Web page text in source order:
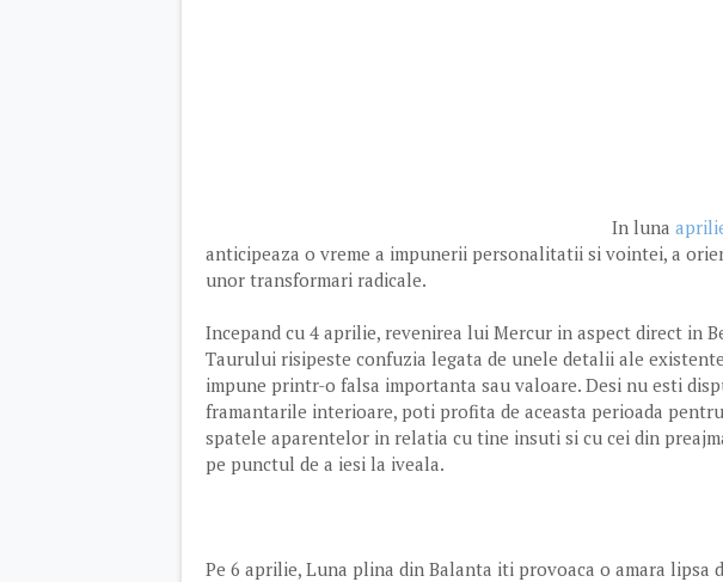
In luna
anticipeaza o vreme a impunerii personalitatii si vointei, a
unor transformari radicale.
Incepand cu 4 aprilie, revenirea lui Mercur in aspect direct in
Taurului risipeste confuzia legata de unele detalii ale
impune printr-o falsa importanta sau valoare. Desi nu esti
framantarile interioare, poti profita de aceasta perioada
spatele aparentelor in relatia cu tine insuti si cu cei din
pe punctul de a iesi la iveala.
Pe 6 aprilie, Luna plina din Balanta iti provoaca o amara lipsa